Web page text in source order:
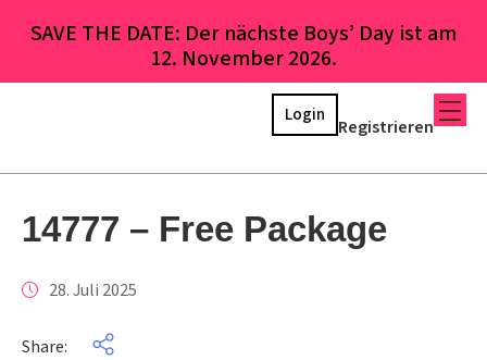
SAVE THE DATE: Der nächste Boys’ Day ist am
12. November 2026.
Registrieren
Login
14777 – Free Package
28. Juli 2025
Share: